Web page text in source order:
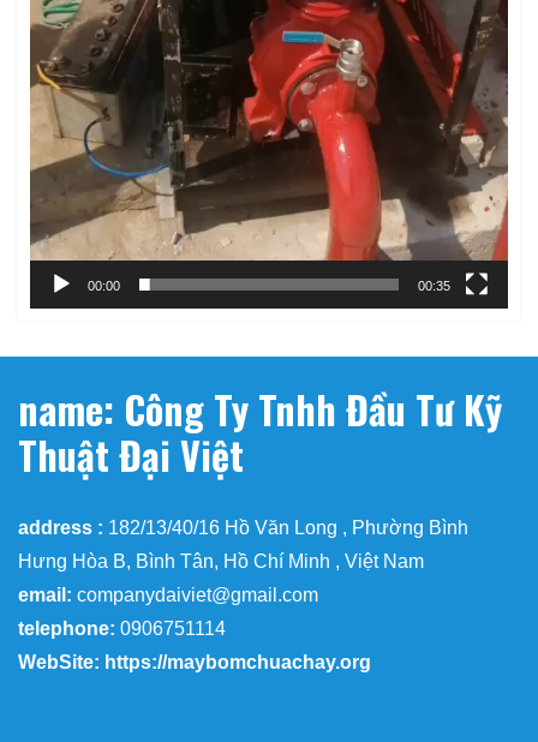
00:00 00:35
name: Công Ty Tnhh Đầu Tư Kỹ
Thuật Đại Việt
address : 182/13/40/16 Hồ Văn Long , Phường Bình
Hưng Hòa B, Bình Tân, Hồ Chí Minh , Việt Nam
email: companydaiviet@gmail.com
telephone: 0906751114
WebSite: https://maybomchuachay.org